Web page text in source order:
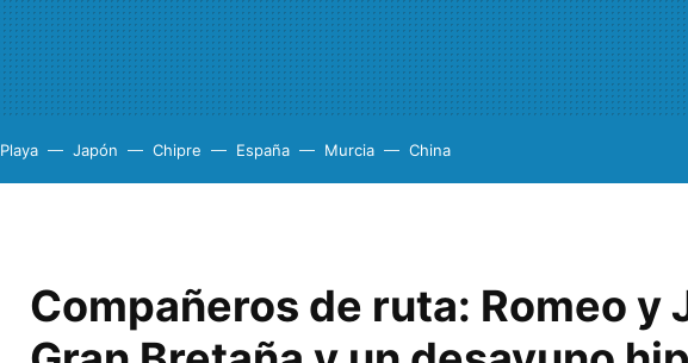
Playa Japón Chipre España Murcia China
Compañeros de ruta: Romeo y